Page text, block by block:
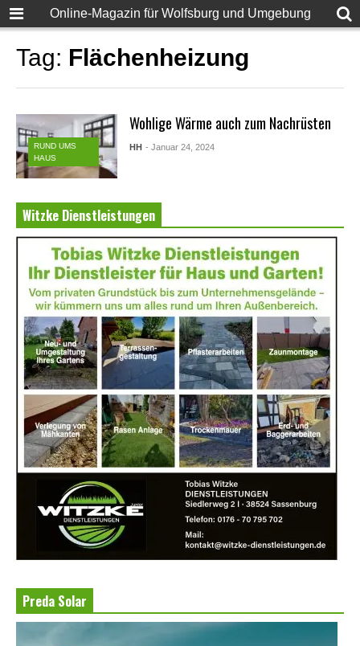
Online-Magazin für Wolfsburg und Umgebung
Tag: Flächenheizung
RUND UMS
HAUS
Wohlige Wärme auch zum Nachrüsten
HH - Januar 24, 2024
Witzke Dienstleistungen
Preda Solar